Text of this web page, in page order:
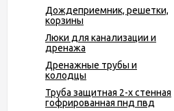
Дождеприемник, решетки,
корзины
Люки для канализации и
дренажа
Дренажные трубы и
колодцы
Труба защитная 2-х стенная
гофрированная пнд пвд